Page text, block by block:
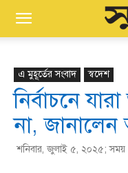
এ মুহূর্তের সংবাদ স্বদেশ
নির্বাচনে
না, জানালেন
শনিবার, জুলাই ৫, ২০২৫;